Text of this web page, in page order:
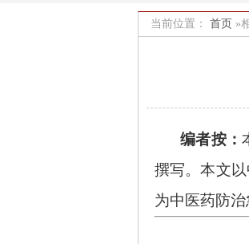
当前位置： 首页 »
编者按：
撰写。本文
为中医药防治